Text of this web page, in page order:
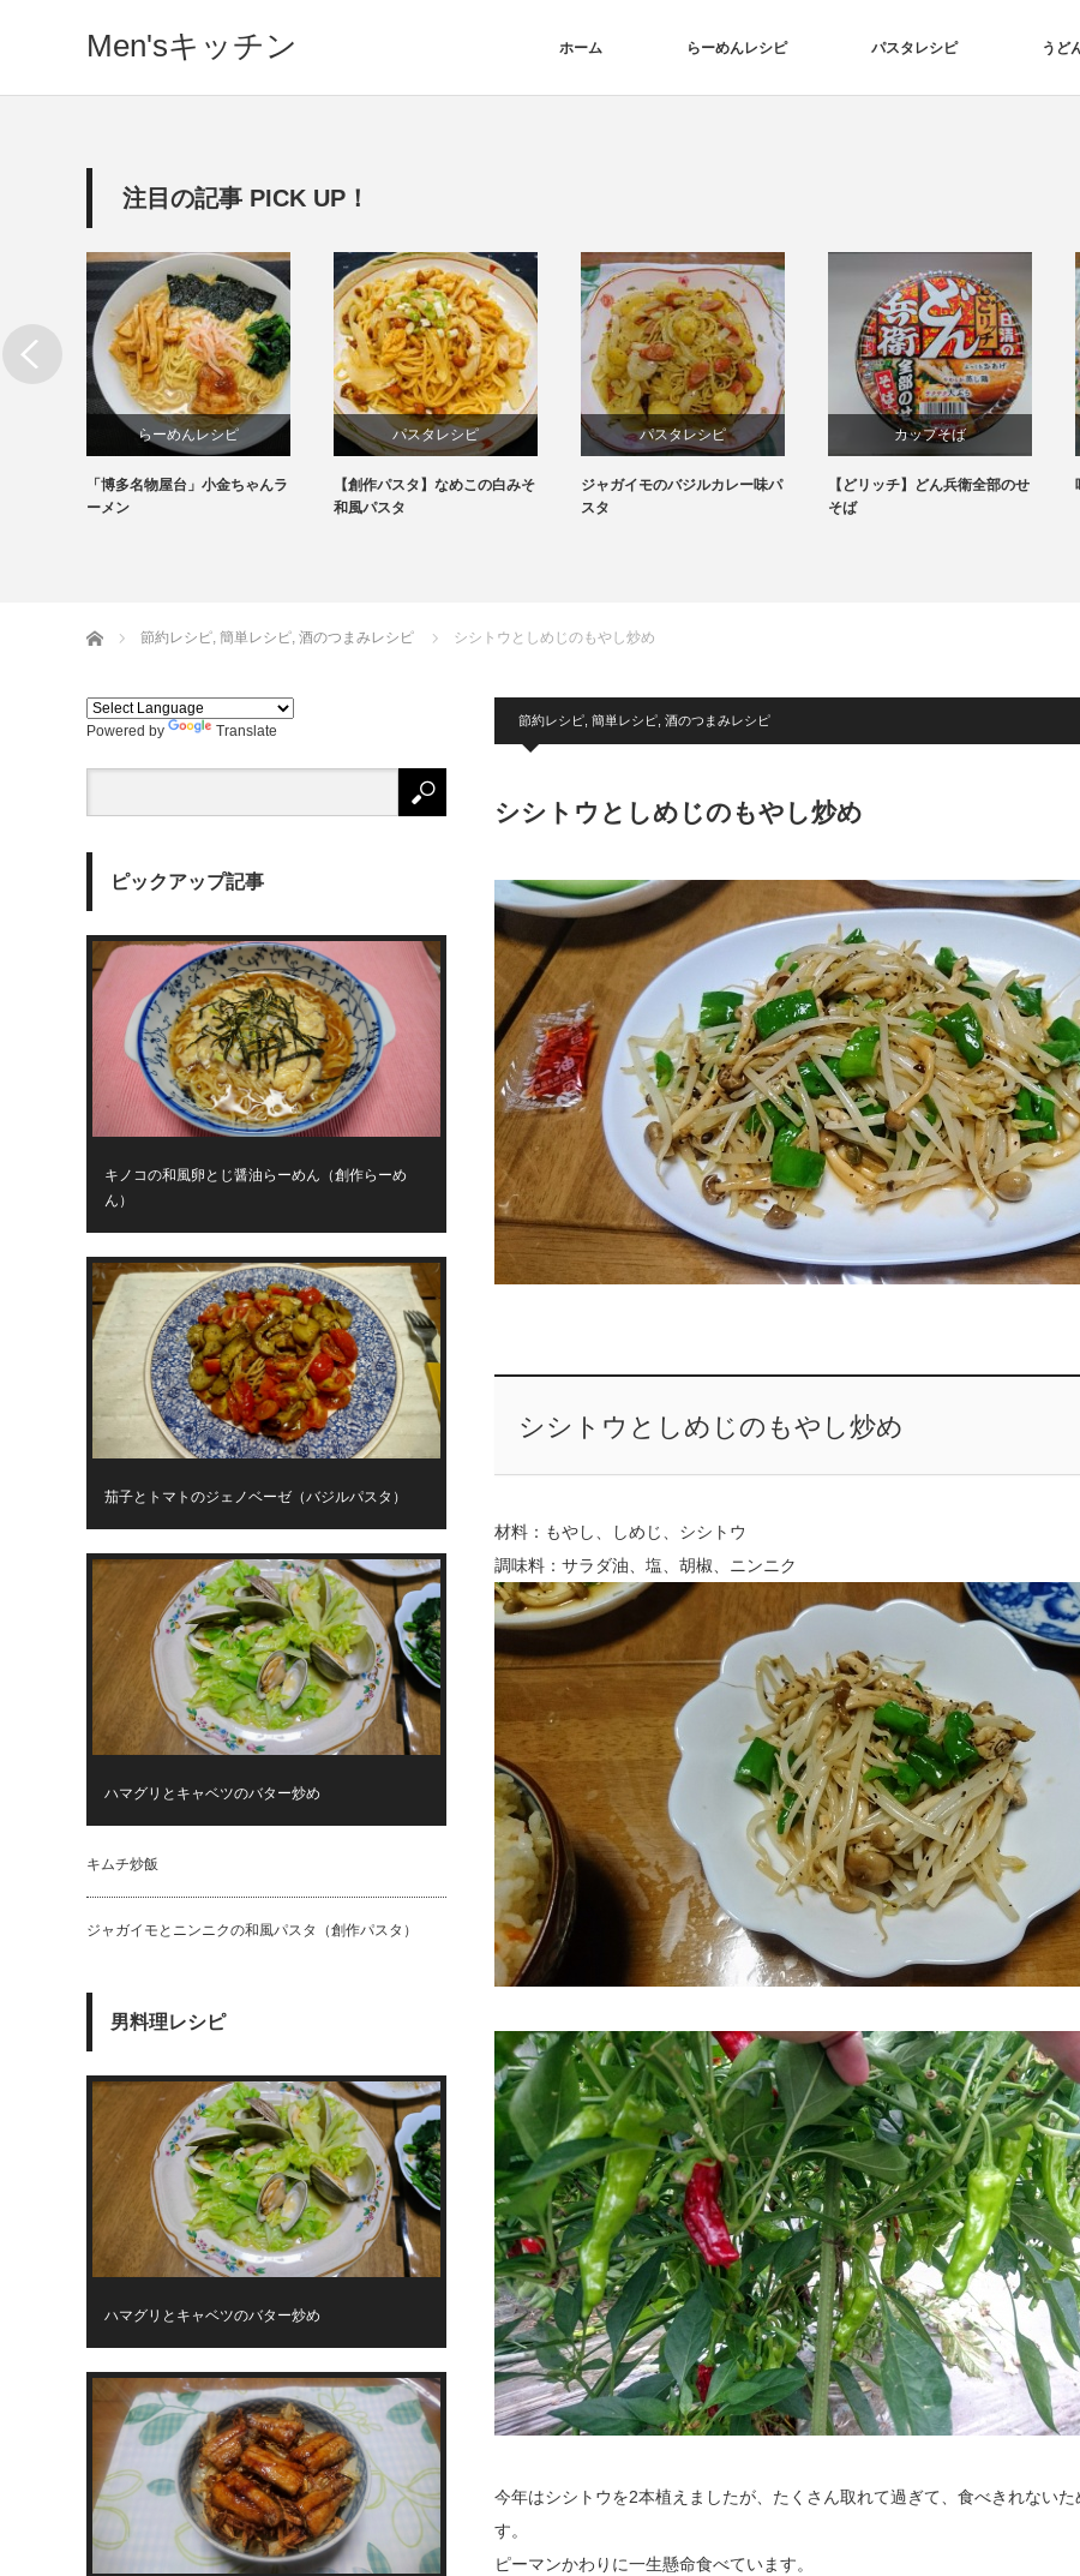
Men'sキッチン ホーム らーめんレシピ パスタレシピ うど
注目の記事 PICK UP！
らーめんレシピ
インスタント
「博多名物屋台」小金ちゃんラ
ーメン
パスタレシピ
【創作パスタ】なめこの白みそ
和風パスタ
パスタレシピ
ジャガイモのバジルカレー味パ
スタ
カップそば
【どリッチ】どん兵衛全部のせ
そば
ホーム 節約レシピ, 簡単レシピ, 酒のつまみレシピ シシトウとしめじのもやし炒め
節約レシピ 簡単レシピ 酒のつまみレシピ
シシトウとしめじのもやし炒め
シシトウとしめじのもやし炒め
材料：もやし、しめじ、シシトウ
調味料：サラダ油、塩、胡椒、ニンニク
今年はシシトウを2本植えましたが、たくさん取れて過ぎて、食べきれないた
す。
ピーマンかわりに一生懸命食べています。
Powered by Translate
ピックアップ記事
キノコの和風卵とじ醤油らーめん（創作らーめ
ん）
茄子とトマトのジェノベーゼ（バジルパスタ）
ハマグリとキャベツのバター炒め
キムチ炒飯
ジャガイモとニンニクの和風パスタ（創作パスタ）
男料理レシピ
ハマグリとキャベツのバター炒め